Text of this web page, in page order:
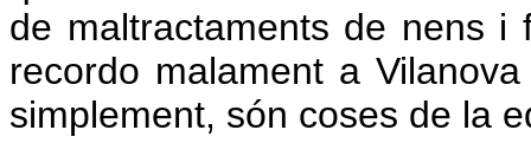
de maltractaments de nens
recordo malament a
simplement, són coses de la